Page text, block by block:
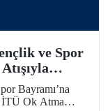
ve Spor
Bayramı’na
İTÜ Ok Atma